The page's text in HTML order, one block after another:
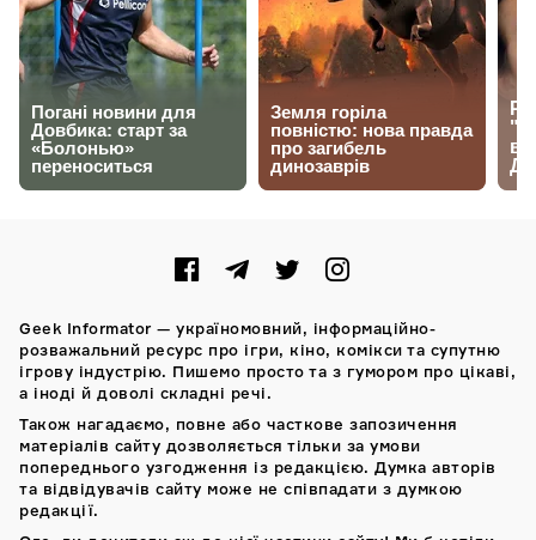
Geek Informator — україномовний, інформаційно-
розважальний ресурс про ігри, кіно, комікси та супутню
ігрову індустрію. Пишемо просто та з гумором про цікаві,
а іноді й доволі складні речі.
Також нагадаємо, повне або часткове запозичення
матеріалів сайту дозволяється тільки за умови
попереднього узгодження із редакцією. Думка авторів
та відвідувачів сайту може не співпадати з думкою
редакції.